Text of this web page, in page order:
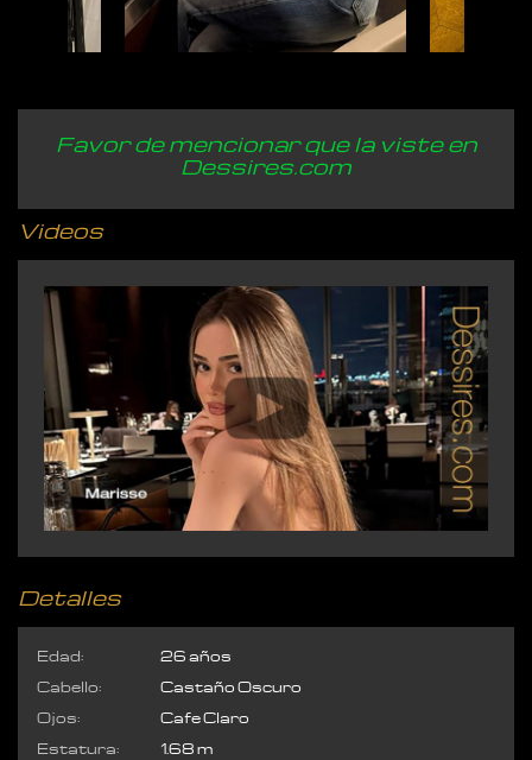
Favor de mencionar que la viste en
Dessires.com
Videos
Detalles
Edad:
26 años
Cabello:
Castaño Oscuro
Ojos:
Cafe Claro
Estatura:
1.68 m